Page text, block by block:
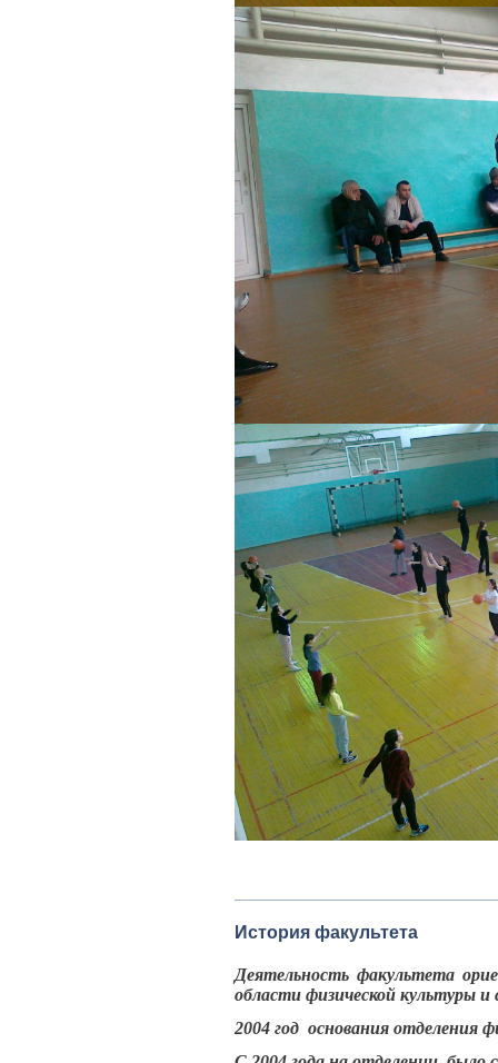
История факультета
Деятельность факультета
области физической культуры
2004 год основания отделения